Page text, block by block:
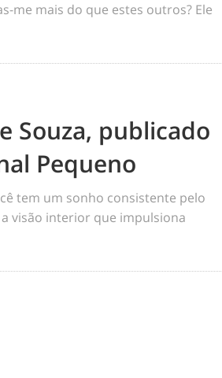
me mais do que estes outros? Ele
Souza, publicado
Pequeno
tem um sonho consistente pelo
visão interior que impulsiona